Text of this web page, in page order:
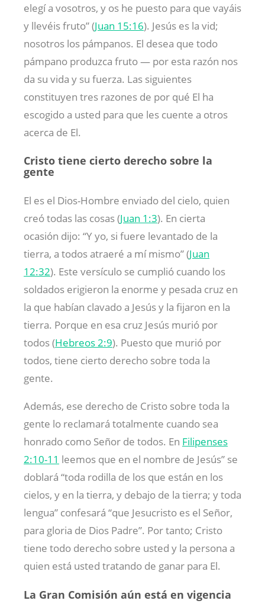
elegí a vosotros, y os he puesto para que vayáis
y llevéis fruto” (Juan 15:16). Jesús es la vid;
nosotros los pámpanos. El desea que todo
pámpano produzca fruto — por esta razón nos
da su vida y su fuerza. Las siguientes
constituyen tres razones de por qué El ha
escogido a usted para que les cuente a otros
acerca de El.
Cristo tiene cierto derecho sobre la
gente
El es el Dios-Hombre enviado del cielo, quien
creó todas las cosas (Juan 1:3). En cierta
ocasión dijo: “Y yo, si fuere levantado de la
tierra, a todos atraeré a mí mismo” (Juan
12:32). Este versículo se cumplió cuando los
soldados erigieron la enorme y pesada cruz en
la que habían clavado a Jesús y la fijaron en la
tierra. Porque en esa cruz Jesús murió por
todos (Hebreos 2:9). Puesto que murió por
todos, tiene cierto derecho sobre toda la
gente.
Además, ese derecho de Cristo sobre toda la
gente lo reclamará totalmente cuando sea
honrado como Señor de todos. En Filipenses
2:10-11 leemos que en el nombre de Jesús” se
doblará “toda rodilla de los que están en los
cielos, y en la tierra, y debajo de la tierra; y toda
lengua” confesará “que Jesucristo es el Señor,
para gloria de Dios Padre”. Por tanto; Cristo
tiene todo derecho sobre usted y la persona a
quien está usted tratando de ganar para El.
La Gran Comisión aún está en vigencia